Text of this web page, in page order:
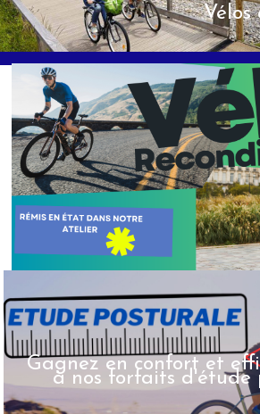
Vélos
Gagnez en confort et
à nos forfaits d'étude